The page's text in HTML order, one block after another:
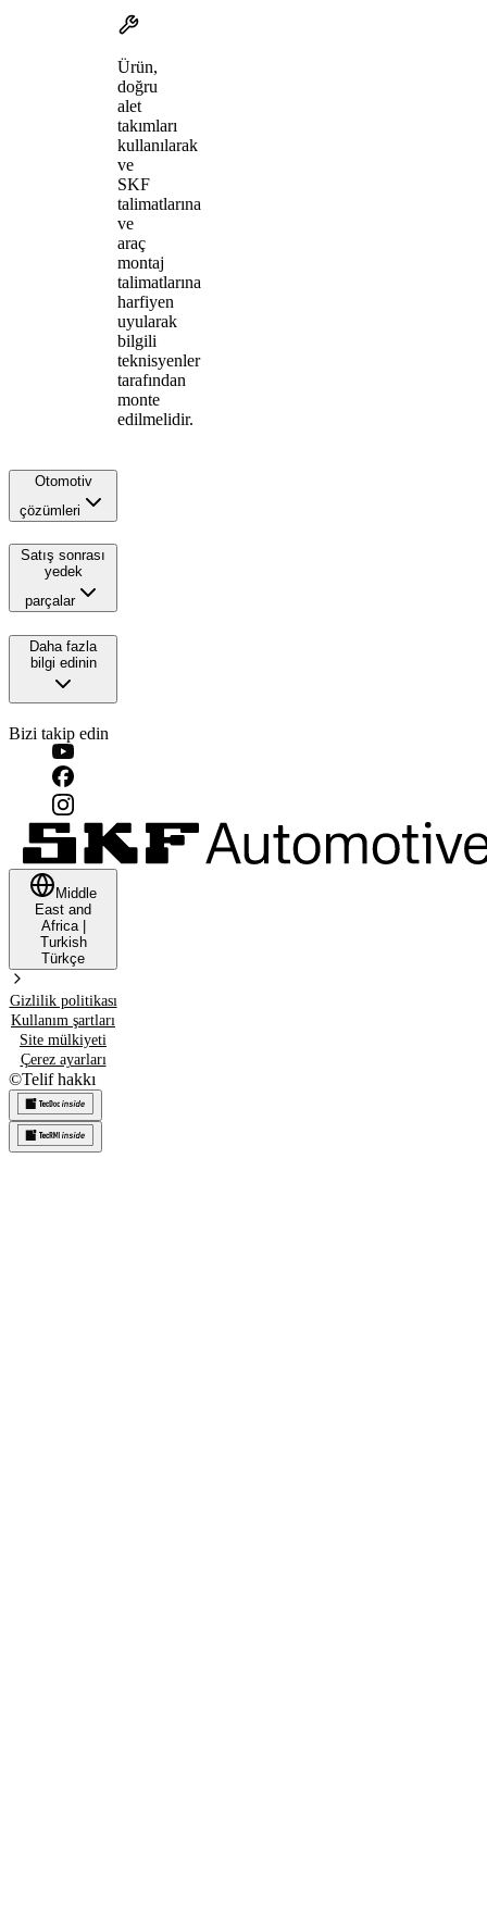
Ürün,
doğru
alet
takımları
kullanılarak
ve
SKF
talimatlarına
ve
araç
montaj
talimatlarına
harfiyen
uyularak
bilgili
teknisyenler
tarafından
monte
edilmelidir.
Otomotiv
çözümleri
Satış sonrası
yedek
parçalar
Daha fazla
bilgi edinin
Bizi takip edin
Middle
East and
Africa|
Turkish
Türkçe
Gizlilik politikası
Kullanım şartları
Site mülkiyeti
Çerez ayarları
©Telif hakkı